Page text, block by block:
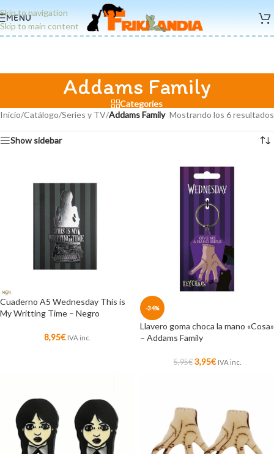
Skip to navigation
Skip to main content
MENU
Addams Family
Categories
Inicio/Catálogo/Series y TV/Addams Family Mostrando los 6 resultados
Show sidebar
Cuaderno A5 Wednesday This is
My Writting Time – Negro
8,95€ IVA inc.
-34%
Llavero goma choca la mano «Cosa»
– Addams Family
5,95€ 3,95€ IVA inc.